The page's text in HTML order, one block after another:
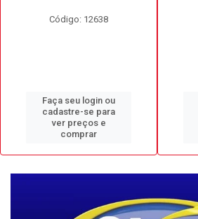
Código: 12638
Faça seu login ou
cadastre-se para
ver preços e
comprar